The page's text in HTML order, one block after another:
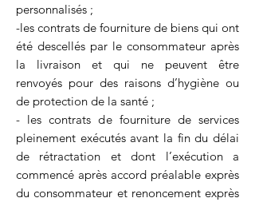
personnalisés ;
-les contrats de fourniture de biens qui ont
été descellés par le consommateur après
la livraison et qui ne peuvent être
renvoyés pour des raisons d’hygiène ou
de protection de la santé ;
- les contrats de fourniture de services
pleinement exécutés avant la fin du délai
de rétractation et dont l’exécution a
commencé après accord préalable exprès
du consommateur et renoncement exprès